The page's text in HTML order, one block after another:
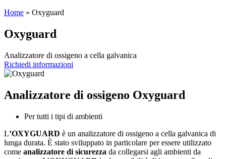
Home » Oxyguard
Oxyguard
Analizzatore di ossigeno a cella galvanica
Richiedi informazioni
Analizzatore di ossigeno Oxyguard
Per tutti i tipi di ambienti
L’OXYGUARD è un analizzatore di ossigeno a cella galvanica di
lunga durata. È stato sviluppato in particolare per essere utilizzato
come analizzatore di sicurezza da collegarsi agli ambienti da